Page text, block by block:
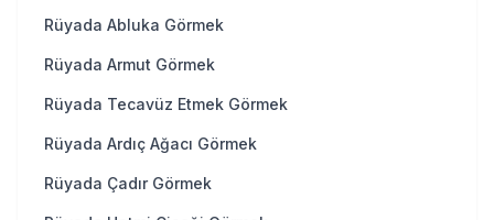
Rüyada Abluka Görmek
Rüyada Armut Görmek
Rüyada Tecavüz Etmek Görmek
Rüyada Ardıç Ağacı Görmek
Rüyada Çadır Görmek